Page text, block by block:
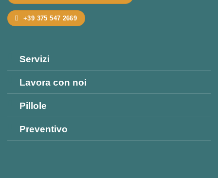
+39 375 547 2669
Servizi
Lavora con noi
Pillole
Preventivo